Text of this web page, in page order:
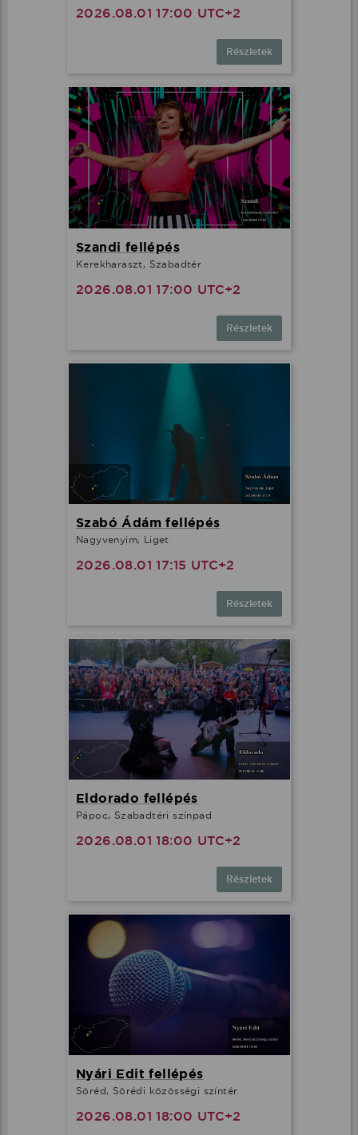
2026.08.01 17:00 UTC+2
Részletek
Szandi fellépés
Kerekharaszt, Szabadtér
2026.08.01 17:00 UTC+2
Részletek
Szabó Ádám fellépés
Nagyvenyim, Liget
2026.08.01 17:15 UTC+2
Részletek
Eldorado fellépés
Pápoc, Szabadtéri színpad
2026.08.01 18:00 UTC+2
Részletek
Nyári Edit fellépés
Söréd, Sörédi közösségi színtér
2026.08.01 18:00 UTC+2